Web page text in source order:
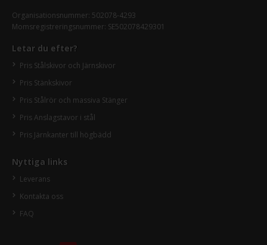
Organisationsnummer: 502078-4293
Momsregistreringsnummer: SE502078429301
Letar du efter?
Pris Stålskivor och Järnskivor
Pris Stänkskivor
Pris Stålrör och massiva Stänger
Pris Anslagstavor i stål
Pris Järnkanter till högbädd
Nyttiga links
Leverans
Kontakta oss
FAQ